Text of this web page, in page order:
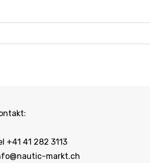
+41 41 282 3113
markt.ch